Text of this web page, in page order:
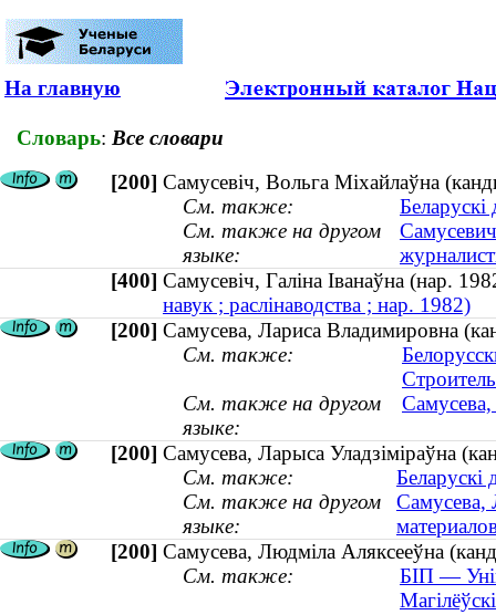
На главную
Словарь: Все словари
[200] Самусевіч, Вольга Міхайлаўна
См. также:
См. также на другом
языке:
[400] Самусевіч, Галіна Іванаўна (нар.
навук ; раслінаводства ; нар. 1982)
[200] Самусева, Лариса Владимировна
См. также:
См. также на другом
языке:
[200] Самусева, Ларыса Уладзіміраўна
См. также:
Беларускі
См. также на другом
языке:
Самусева,
[200] Самусева, Людміла Аляксееўна
См. также:
БІП —